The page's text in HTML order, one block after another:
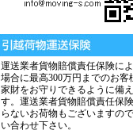
運送業者貨物賠償責任保険に
場合に最高300万円までのお客
家財をお守りできるように備
す。運送業者貨物賠償責任保
らないお荷物もございますの
い合わせ下さい。